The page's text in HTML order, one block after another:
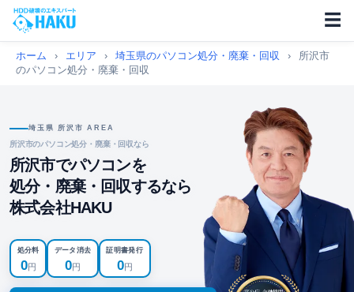
☰
ホーム › エリア › 埼玉県のパソコン処分・廃棄・回収 ›
所沢市
のパソコン処分・廃棄・回収
埼玉県 所沢市 AREA
所沢市のパソコン処分・廃棄・回収なら
所沢市でパソコンを
処分・廃棄・回収するなら
株式会社HAKU
処分料
0円
データ消去
0円
証明書発行
0円